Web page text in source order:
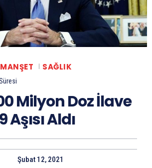
MANŞET SAĞLIK
Milyon Doz İlave
Aldı
Şubat 12, 2021